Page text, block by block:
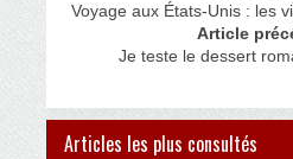
Voyage aux États-Unis : les
Article
Je teste le dessert
Articles les plus consultés